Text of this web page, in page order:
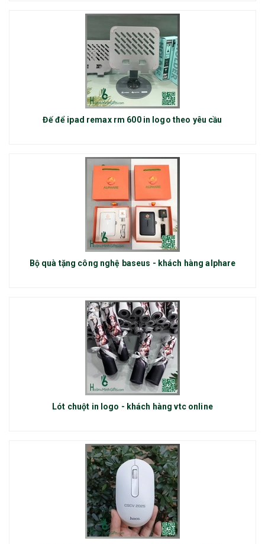
Đế để ipad remax rm 600 in logo theo yêu cầu
Bộ quà tặng công nghệ baseus - khách hàng alphare
Lót chuột in logo - khách hàng vtc online